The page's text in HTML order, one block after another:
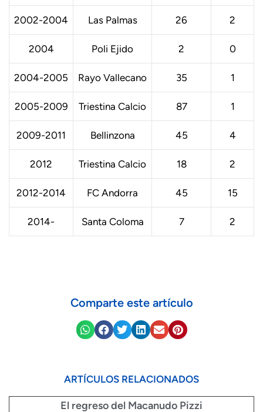
2002-2004 Las Palmas 26 2
2004 Poli Ejido 2 0
2004-2005 Rayo Vallecano 35 1
2005-2009 Triestina Calcio 87 1
2009-2011 Bellinzona 45 4
2012 Triestina Calcio 18 2
2012-2014 FC Andorra 45 15
2014- Santa Coloma 7 2
Comparte este artículo
ARTÍCULOS RELACIONADOS
El regreso del Macanudo Pizzi